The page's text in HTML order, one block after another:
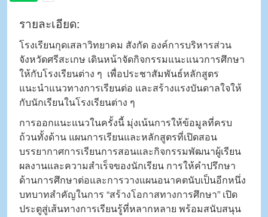
รายละเอียด:
โรงเรียนกุดเสลาวิทยาคม สังกัด องค์การบริหารส่วน
จังหวัดศรีสะเกษ เดินหน้าจัดกิจกรรมแนะแนวการศึกษา
ให้กับโรงเรียนต่าง ๆ เพื่อประชาสัมพันธ์หลักสูตร
แนะนำแนวทางการเรียนต่อ และสร้างแรงบันดาลใจให้
กับนักเรียนในโรงเรียนต่าง ๆ
การออกแนะแนวในครั้งนี้ มุ่งเน้นการให้ข้อมูลที่ครบ
ถ้วนทั้งด้าน แผนการเรียนและหลักสูตรที่เปิดสอน
บรรยากาศการเรียนการสอนและกิจกรรมพัฒนาผู้เรียน
ผลงานและความสำเร็จของนักเรียน การให้คำปรึกษา
ด้านการศึกษาต่อและการวางแผนอนาคตนับเป็นอีกหนึ่ง
บทบาทสำคัญในการ “สร้างโอกาสทางการศึกษา” เปิด
ประตูสู่เส้นทางการเรียนรู้ที่หลากหลาย พร้อมสนับสนุน